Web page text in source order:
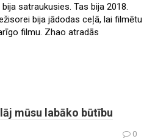
satraukusies. Tas bija 2018.
bija jādodas ceļā, lai filmētu
filmu. Zhao atradās
mūsu labāko būtību
0